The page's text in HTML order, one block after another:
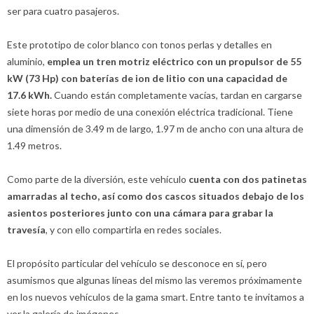
ser para cuatro pasajeros.
Este prototipo de color blanco con tonos perlas y detalles en
aluminio, emplea un tren motriz eléctrico con un propulsor de 55
kW (73 Hp) con baterías de ion de litio con una capacidad de
17.6 kWh.Cuando están completamente vacías, tardan en cargarse
siete horas por medio de una conexión eléctrica tradicional. Tiene
una dimensión de 3.49 m de largo, 1.97 m de ancho con una altura de
1.49 metros.
Como parte de la diversión, este vehículo cuenta con dos patinetas
amarradas al techo, así como dos cascos situados debajo de los
asientos posteriores junto con una cámara para grabar la
travesía, y con ello compartirla en redes sociales.
El propósito particular del vehículo se desconoce en sí, pero
asumismos que algunas líneas del mismo las veremos próximamente
en los nuevos vehículos de la gama smart. Entre tanto te invitamos a